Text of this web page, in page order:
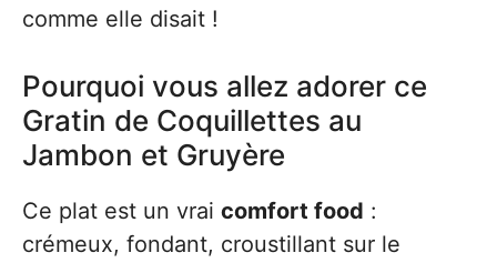
comme elle disait !
Pourquoi vous allez adorer ce
Gratin de Coquillettes au
Jambon et Gruyère
Ce plat est un vrai comfort food :
crémeux, fondant, croustillant sur le